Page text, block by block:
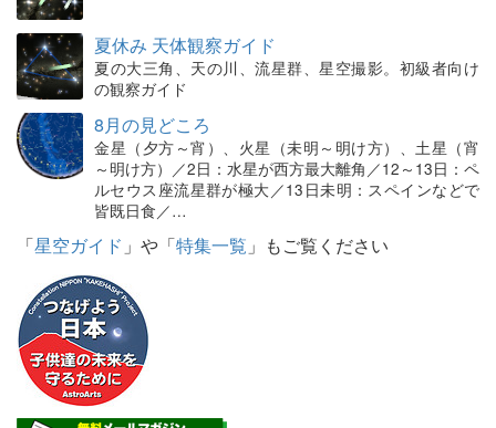
夏休み 天体観察ガイド
夏の大三角、天の川、流星群、星空撮影。初級者向け
の観察ガイド
8月の見どころ
金星（夕方～宵）、火星（未明～明け方）、土星（宵
～明け方）／2日：水星が西方最大離角／12～13日：ペ
ルセウス座流星群が極大／13日未明：スペインなどで
皆既日食／…
「星空ガイド 」や「特集一覧 」もご覧ください